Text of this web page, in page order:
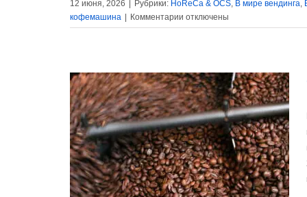
12 июня, 2026 Рубрики: HoReCa & OCS, В мире вендинга,
кофемашина
Комментарии к
записи
квартал
стоимостью
443
миллиона
долларов
отключены